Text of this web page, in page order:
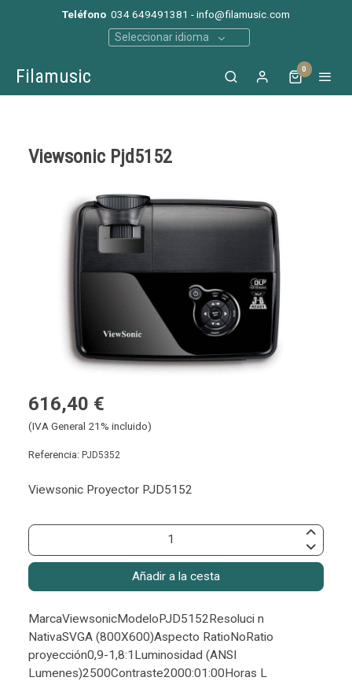
Teléfono 034 649491381 - info@filamusic.com
Seleccionar idioma
Filamusic 0
Viewsonic Pjd5152
616,40 €
(IVA General 21% incluido)
Referencia: PJD5352
Viewsonic Proyector PJD5152
Añadir a la cesta
MarcaViewsonicModeloPJD5152Resoluci n
NativaSVGA (800X600)Aspecto RatioNoRatio
proyección0,9-1,8:1Luminosidad (ANSI
Lumenes)2500Contraste2000:01:00Horas L